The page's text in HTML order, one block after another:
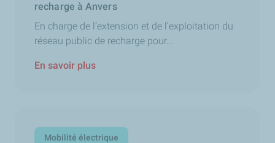
recharge à Anvers
En charge de l’extension et de l’exploitation du
réseau public de recharge pour...
En savoir plus
Mobilité électrique